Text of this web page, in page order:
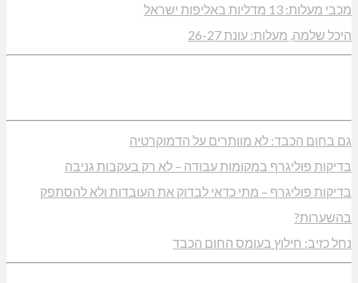
מכבי מעלות: 13 מדליות באליפות ישראל
היכל שלמה, מעלות: עונת 26-27
גם בחום הכבד: לא מוותרים על הדמוקרטיה
בדיקות פוליגרף במקומות עבודה – לא רק בעקבות גניבה
בדיקות פוליגרף – מתי כדאי לבדוק את העובדות ולא להסתפק
בהשערות?
נחל כזיב: חילוץ בעומס החום הכבד